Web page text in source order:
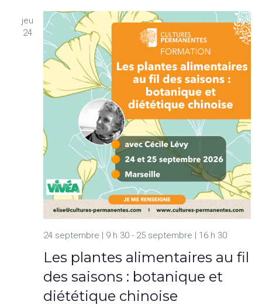
jeu
24
24 septembre | 9 h 30- 25 septembre | 16 h 30
Les plantes alimentaires au fil
des saisons : botanique et
diététique chinoise